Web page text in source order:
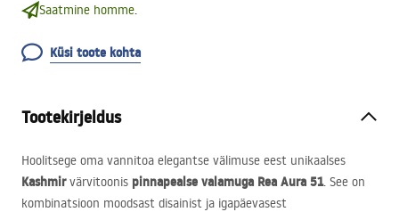
Saatmine homme.
Küsi toote kohta
Tootekirjeldus
Hoolitsege oma vannitoa elegantse välimuse eest unikaalses
Kashmirvärvitoonis pinnapealse valamuga Rea Aura 51. See on
kombinatsioon moodsast disainist ja igapäevasest